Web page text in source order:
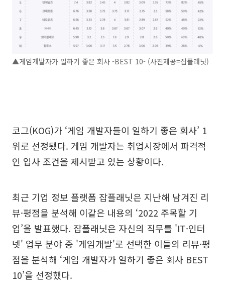
▲게임개발자가 일하기 좋은 회사 -BEST 10- (사진제공=잡플래닛)
코그(KOG)가 ‘게임 개발자들이 일하기 좋은 회사’ 1
위로 선정됐다. 게임 개발자는 취업시장에서 파격적
인 입사 조건을 제시받고 있는 상황이다.
최근 기업 정보 플랫폼 잡플래닛은 지난해 남겨진 리
뷰·평점을 분석해 이같은 내용의 ‘2022 주목할 기
업’을 발표했다. 잡플래닛은 자신의 직무를 'IT·인터
넷' 업무 분야 중 '게임개발'로 선택한 이들의 리뷰·평
점을 분석해 ‘게임 개발자가 일하기 좋은 회사 BEST
10’을 선정했다.